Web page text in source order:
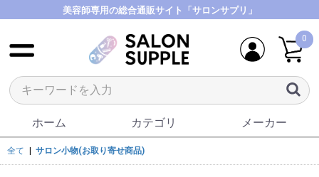
美容師専用の総合通販サイト「サロンサプリ」
0
ホーム カテゴリ メーカー
全て サロン小物(お取り寄せ商品)